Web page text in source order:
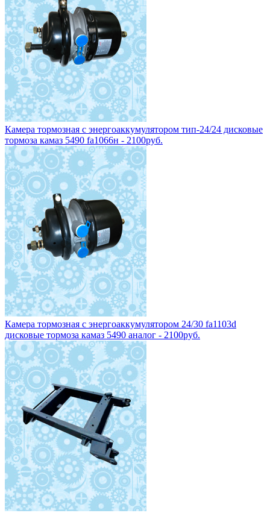
Камера тормозная с энергоаккумулятором тип-24/24 дисковые
тормоза камаз 5490 fa1066н - 2100руб.
Камера тормозная с энергоаккумулятором 24/30 fa1103d
дисковые тормоза камаз 5490 аналог - 2100руб.